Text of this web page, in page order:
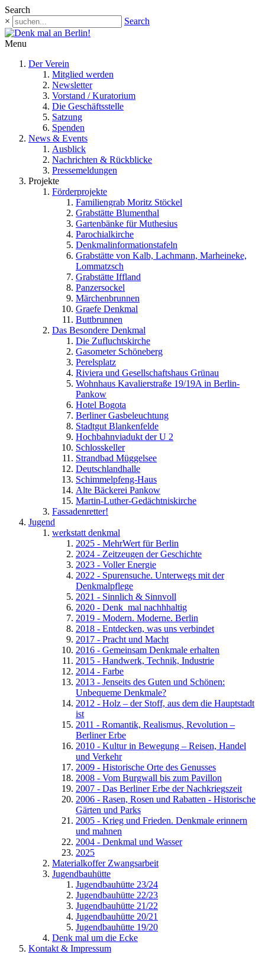
Search
×
Search
Menu
Der Verein
Mitglied werden
Newsletter
Vorstand / Kuratorium
Die Geschäftsstelle
Satzung
Spenden
News & Events
Ausblick
Nachrichten & Rückblicke
Pressemeldungen
Projekte
Förderprojekte
Familiengrab Moritz Stöckel
Grabstätte Blumenthal
Gartenbänke für Muthesius
Parochialkirche
Denkmalinformationstafeln
Grabstätte von Kalb, Lachmann, Marheineke,
Lommatzsch
Grabstätte Iffland
Panzersockel
Märchenbrunnen
Graefe Denkmal
Buttbrunnen
Das Besondere Denkmal
Die Zufluchtskirche
Gasometer Schöneberg
Perelsplatz
Riviera und Gesellschaftshaus Grünau
Wohnhaus Kavalierstraße 19/19A in Berlin-
Pankow
Hotel Bogota
Berliner Gasbeleuchtung
Stadtgut Blankenfelde
Hochbahnviadukt der U 2
Schlosskeller
Strandbad Müggelsee
Deutschlandhalle
Schimmelpfeng-Haus
Alte Bäckerei Pankow
Martin-Luther-Gedächtniskirche
Fassadenretter!
Jugend
werkstatt denkmal
2025 - MehrWert für Berlin
2024 - Zeitzeugen der Geschichte
2023 - Voller Energie
2022 - Spurensuche. Unterwegs mit der
Denkmalpflege
2021 - Sinnlich & Sinnvoll
2020 - Denk_mal nachhhaltig
2019 - Modern. Moderne. Berlin
2018 - Entdecken, was uns verbindet
2017 - Pracht und Macht
2016 - Gemeinsam Denkmale erhalten
2015 - Handwerk, Technik, Industrie
2014 - Farbe
2013 - Jenseits des Guten und Schönen:
Unbequeme Denkmale?
2012 - Holz – der Stoff, aus dem die Hauptstadt
ist
2011 - Romantik, Realismus, Revolution –
Berliner Erbe
2010 - Kultur in Bewegung – Reisen, Handel
und Verkehr
2009 - Historische Orte des Genusses
2008 - Vom Burgwall bis zum Pavillon
2007 - Das Berliner Erbe der Nachkriegszeit
2006 - Rasen, Rosen und Rabatten - Historische
Gärten und Parks
2005 - Krieg und Frieden. Denkmale erinnern
und mahnen
2004 - Denkmal und Wasser
2025
Materialkoffer Zwangsarbeit
Jugendbauhütte
Jugendbauhütte 23/24
Jugendbauhütte 22/23
Jugendbauhütte 21/22
Jugendbauhütte 20/21
Jugendbauhütte 19/20
Denk mal um die Ecke
Kontakt & Impressum